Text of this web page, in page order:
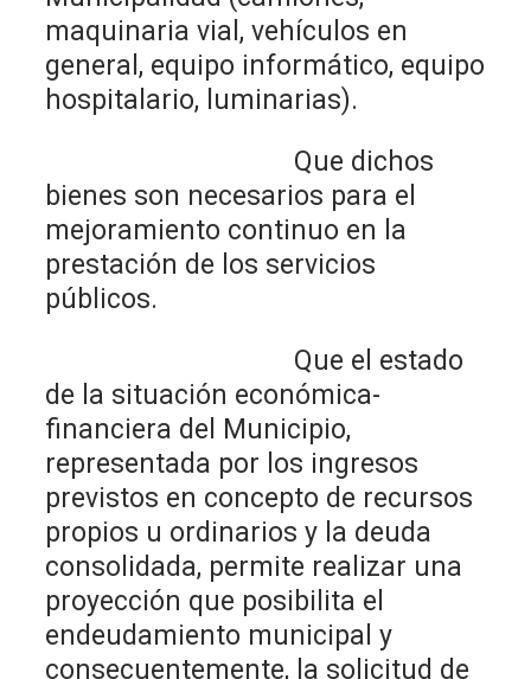
maquinaria vial, vehículos en
general, equipo informático, equipo
hospitalario, luminarias).
Que dichos
bienes son necesarios para el
mejoramiento continuo en la
prestación de los servicios
públicos.
Que el estado
de la situación económica-
financiera del Municipio,
representada por los ingresos
previstos en concepto de recursos
propios u ordinarios y la deuda
consolidada, permite realizar una
proyección que posibilita el
endeudamiento municipal y
consecuentemente, la solicitud de